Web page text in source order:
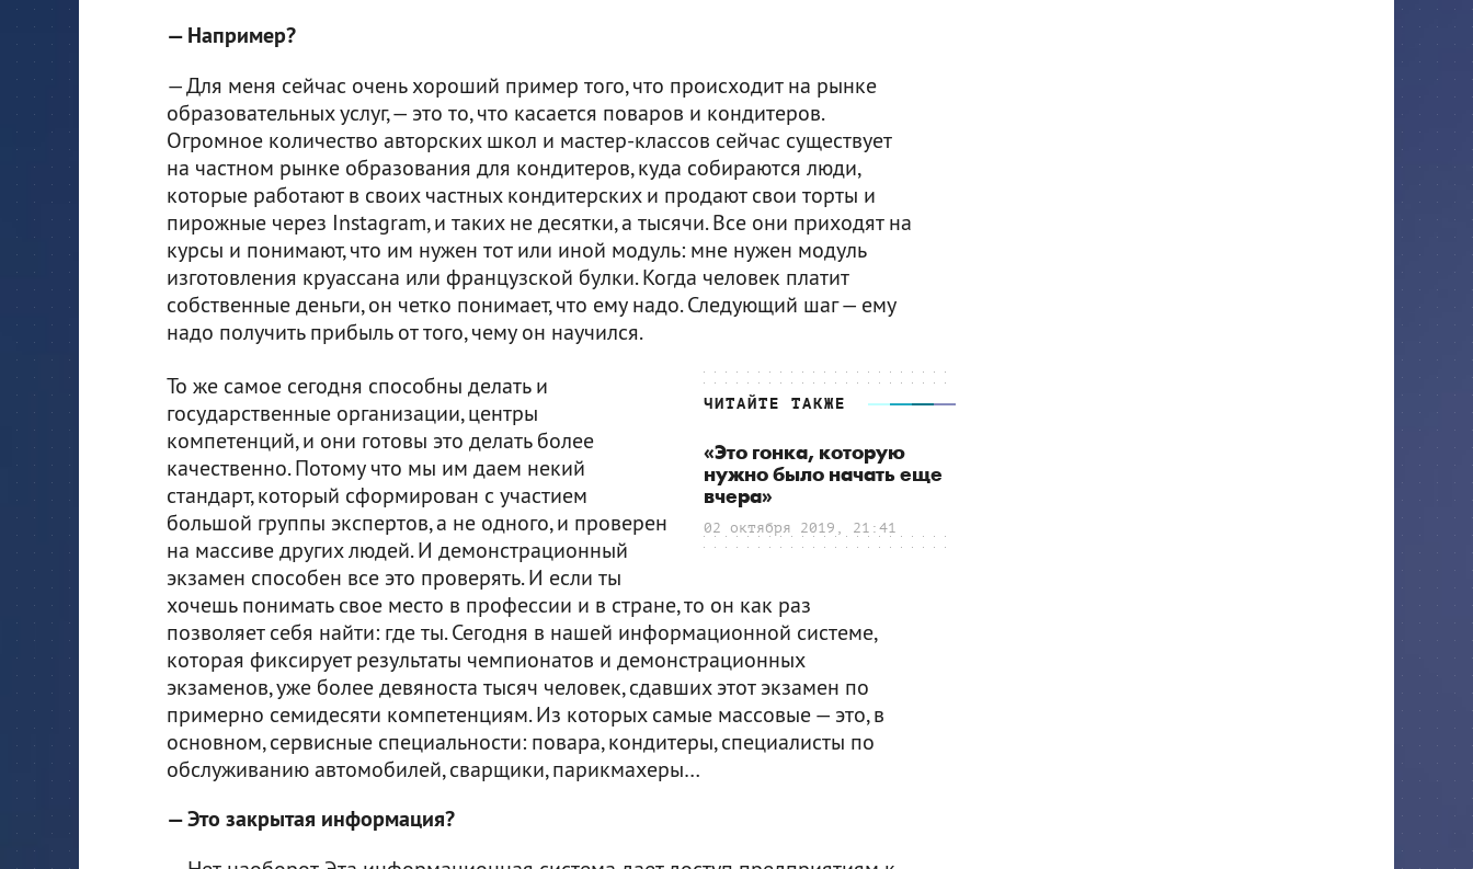
— Например?
— Для меня сейчас очень хороший пример того, что происходит на рынке
образовательных услуг, — это то, что касается поваров и кондитеров.
Огромное количество авторских школ и мастер-классов сейчас существует
на частном рынке образования для кондитеров, куда собираются люди,
которые работают в своих частных кондитерских и продают свои торты и
пирожные через Instagram, и таких не десятки, а тысячи. Все они приходят на
курсы и понимают, что им нужен тот или иной модуль: мне нужен модуль
изготовления круассана или французской булки. Когда человек платит
собственные деньги, он четко понимает, что ему надо. Следующий шаг — ему
надо получить прибыль от того, чему он научился.
ЧИТАЙТЕ ТАКЖЕ
«Это гонка, которую
нужно было начать еще
вчера»
02 октября 2019, 21:41
То же самое сегодня способны делать и
государственные организации, центры
компетенций, и они готовы это делать более
качественно. Потому что мы им даем некий
стандарт, который сформирован с участием
большой группы экспертов, а не одного, и проверен
на массиве других людей. И демонстрационный
экзамен способен все это проверять. И если ты
хочешь понимать свое место в профессии и в стране, то он как раз
позволяет себя найти: где ты. Сегодня в нашей информационной системе,
которая фиксирует результаты чемпионатов и демонстрационных
экзаменов, уже более девяноста тысяч человек, сдавших этот экзамен по
примерно семидесяти компетенциям. Из которых самые массовые — это, в
основном, сервисные специальности: повара, кондитеры, специалисты по
обслуживанию автомобилей, сварщики, парикмахеры…
— Это закрытая информация?